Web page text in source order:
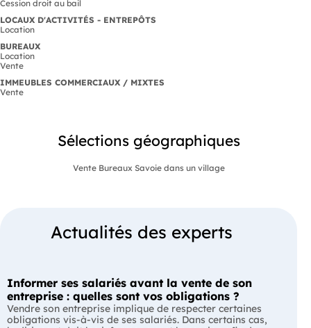
Cession droit au bail
LOCAUX D'ACTIVITÉS - ENTREPÔTS
Location
BUREAUX
Location
Vente
IMMEUBLES COMMERCIAUX / MIXTES
Vente
Sélections géographiques
Vente Bureaux Savoie dans un village
Actualités des experts
Informer ses salariés avant la vente de son
entreprise : quelles sont vos obligations ?
Vendre son entreprise implique de respecter certaines
obligations vis-à-vis de ses salariés. Dans certains cas,